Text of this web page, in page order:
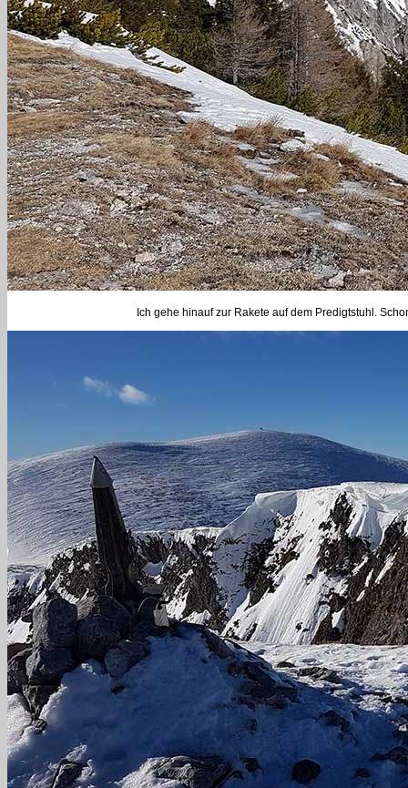
Ich gehe hinauf zur Rakete auf dem Predigtstuhl.